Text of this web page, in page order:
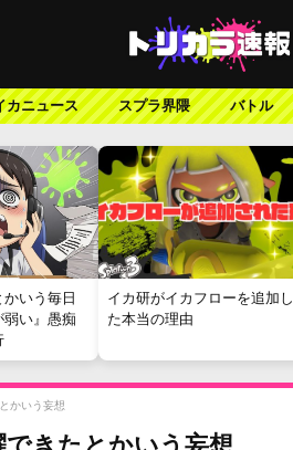
カニュース スプラ界隈 バトル
いう毎日
い』愚痴
イカ研がイカフローを追加し
た本当の理由
かいう妄想